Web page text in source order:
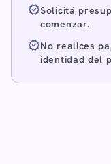
verifiedSolicitá
comenzar.
verifiedNo realices
identidad del